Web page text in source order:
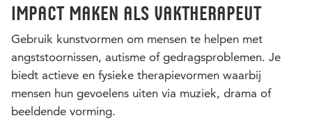
Impact maken als vaktherapeut
Gebruik kunstvormen om mensen te helpen met
angststoornissen, autisme of gedragsproblemen. Je
biedt actieve en fysieke therapievormen waarbij
mensen hun gevoelens uiten via muziek, drama of
beeldende vorming.